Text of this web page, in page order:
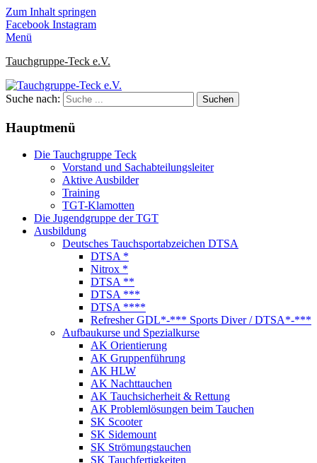
Zum Inhalt springen
Facebook Instagram
Menü
Tauchgruppe-Teck e.V.
Suche nach:
Hauptmenü
Die Tauchgruppe Teck
Vorstand und Sachabteilungsleiter
Aktive Ausbilder
Training
TGT-Klamotten
Die Jugendgruppe der TGT
Ausbildung
Deutsches Tauchsportabzeichen DTSA
DTSA *
Nitrox *
DTSA **
DTSA ***
DTSA ****
Refresher GDL*-*** Sports Diver / DTSA*-***
Aufbaukurse und Spezialkurse
AK Orientierung
AK Gruppenführung
AK HLW
AK Nachttauchen
AK Tauchsicherheit & Rettung
AK Problemlösungen beim Tauchen
SK Scooter
SK Sidemount
SK Strömungstauchen
SK Tauchfertigkeiten